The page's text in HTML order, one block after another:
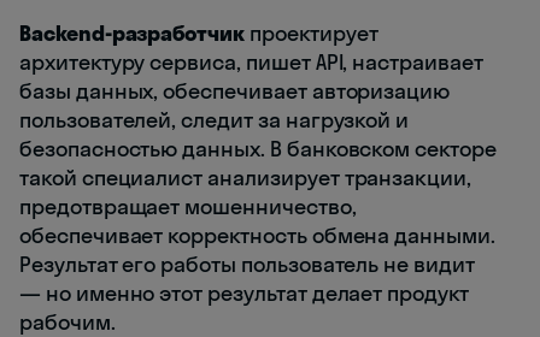
Backend-разработчик проектирует
архитектуру сервиса, пишет API, настраивает
базы данных, обеспечивает авторизацию
пользователей, следит за нагрузкой и
безопасностью данных. В банковском секторе
такой специалист анализирует транзакции,
предотвращает мошенничество,
обеспечивает корректность обмена данными.
Результат его работы пользователь не видит
— но именно этот результат делает продукт
рабочим.